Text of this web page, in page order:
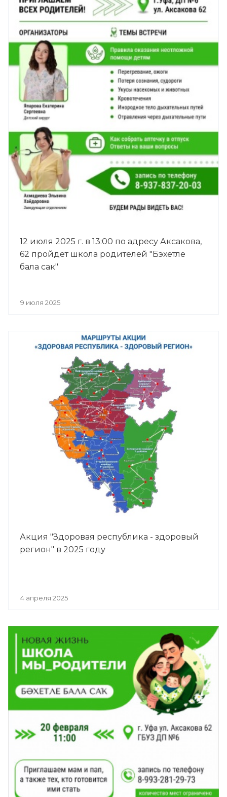
12 июля 2025 г. в 13:00 по адресу Аксакова,
62 пройдет школа родителей "Бэхетле
бала сак"
9 июля 2025
Акция "Здоровая республика - здоровый
регион" в 2025 году
4 апреля 2025